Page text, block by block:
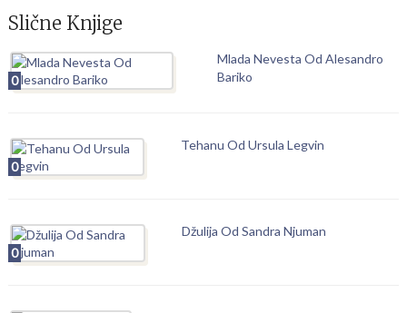
Slične Knjige
0
Mlada Nevesta Od Alesandro
Bariko
0
Tehanu Od Ursula Legvin
0
Džulija Od Sandra Njuman